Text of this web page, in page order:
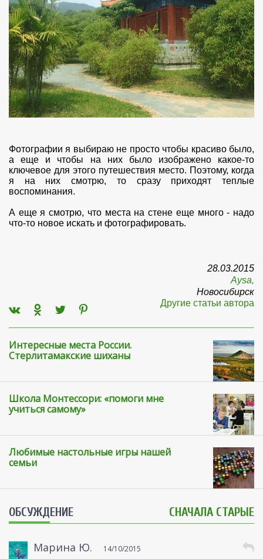
Фотографии я выбираю не просто чтобы красиво было,
а еще и чтобы на них было изображено какое-то
ключевое для этого путешествия место. Поэтому, когда
я на них смотрю, то сразу приходят теплые
воспоминания.
А еще я смотрю, что места на стене еще много - надо
что-то новое искать и фотографировать.
28.03.2015
Aysa,
Новосибирск
Другие статьи автора
Интересные места России.
Стерлитамакские шиханы
Школа Монтессори: «помоги мне
учиться самому»
Любимые настольные игры нашей
семьи
ОБСУЖДЕНИЕ СНАЧАЛА СТАРЫЕ
Марина Ю. 14/10/2015